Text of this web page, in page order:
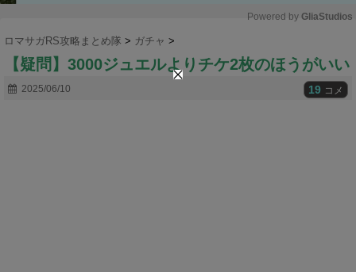
u
Powered by GliaStudios
ロマサガRS攻略まとめ隊 > ガチャ >
【疑問】3000ジュエルよりチケ2枚のほうがいい
2025/06/10 19 コメ